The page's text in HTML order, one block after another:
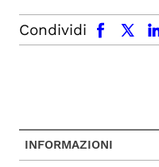
Condividi
facebook x.com linkedin
INFORMAZIONI